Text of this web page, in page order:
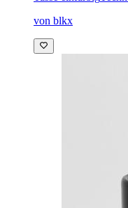
von blkx